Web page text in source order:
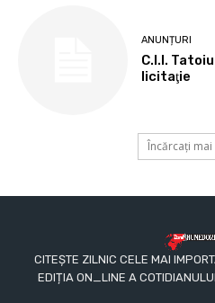
ANUNȚURI
C.I.I.
licitaţie
Încărcați mai
CITEȘTE ZILNIC CELE MAI
EDIȚIA ON_LINE A